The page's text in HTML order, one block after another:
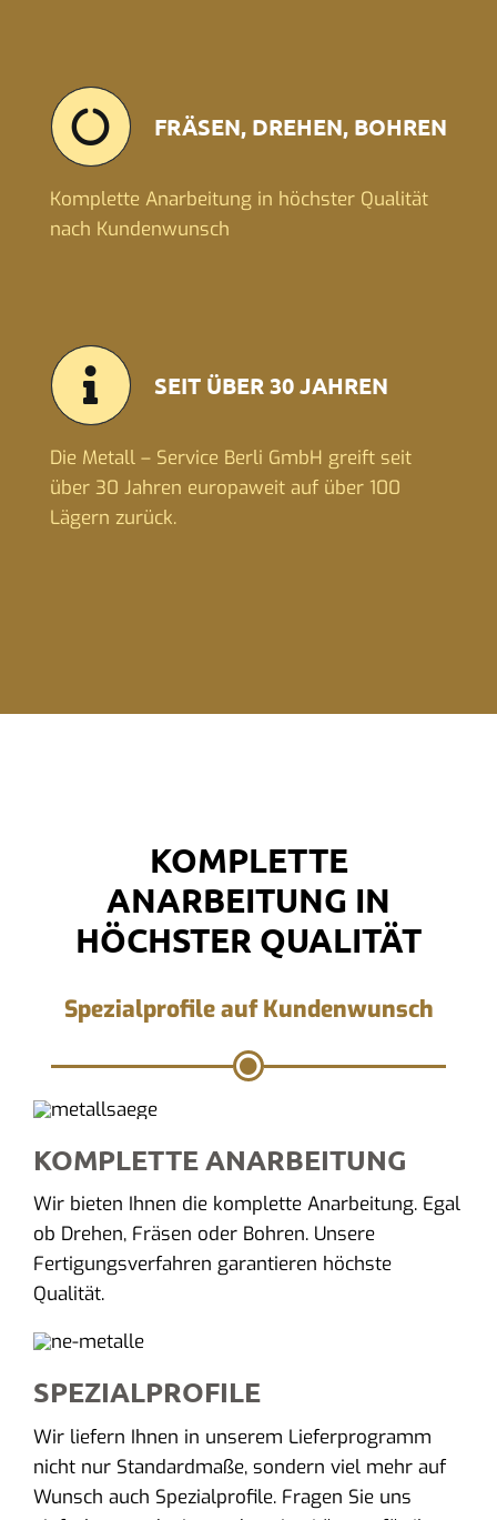
FRÄSEN, DREHEN, BOHREN
Komplette Anarbeitung in höchster Qualität
nach Kundenwunsch
SEIT ÜBER 30 JAHREN
Die Metall – Service Berli GmbH greift seit
über 30 Jahren europaweit auf über 100
Lägern zurück.
KOMPLETTE
ANARBEITUNG IN
HÖCHSTER QUALITÄT
Spezialprofile auf Kundenwunsch
KOMPLETTE ANARBEITUNG
Wir bieten Ihnen die komplette Anarbeitung. Egal
ob Drehen, Fräsen oder Bohren. Unsere
Fertigungsverfahren garantieren höchste
Qualität.
SPEZIALPROFILE
Wir liefern Ihnen in unserem Lieferprogramm
nicht nur Standardmaße, sondern viel mehr auf
Wunsch auch Spezialprofile. Fragen Sie uns